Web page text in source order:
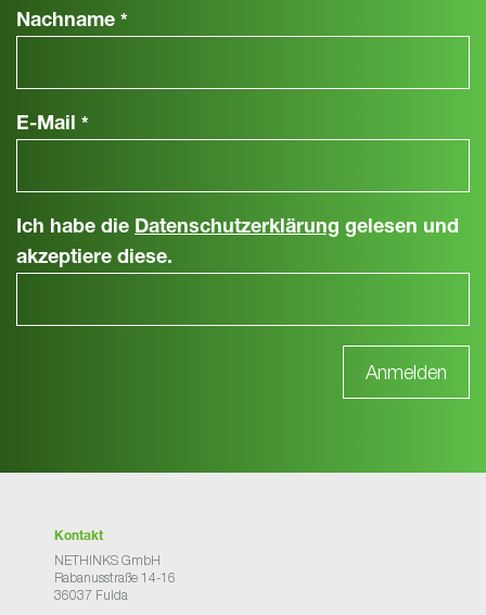
Nachname *
E-Mail *
Ich habe die Datenschutzerklärung gelesen und
akzeptiere diese.
Kontakt
NETHINKS GmbH
Rabanusstraße 14-16
36037 Fulda